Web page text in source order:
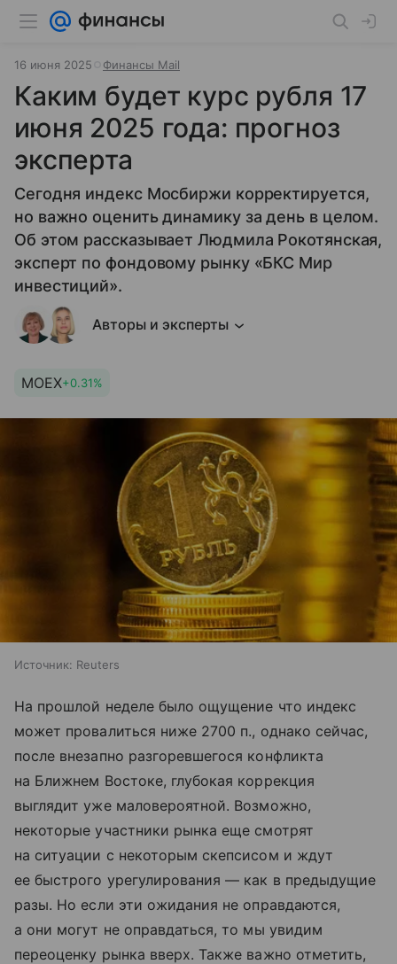
16 июня 2025 Финансы Mail
Каким будет курс рубля 17
июня 2025 года: прогноз
эксперта
Сегодня индекс Мосбиржи корректируется,
но важно оценить динамику за день в целом.
Об этом рассказывает Людмила Рокотянская,
эксперт по фондовому рынку «БКС Мир
инвестиций».
Авторы и эксперты
MOEX+0.31%
Источник: Reuters
На прошлой неделе было ощущение что индекс
может провалиться ниже 2700 п., однако сейчас,
после внезапно разгоревшегося конфликта
на Ближнем Востоке, глубокая коррекция
выглядит уже маловероятной. Возможно,
некоторые участники рынка еще смотрят
на ситуации с некоторым скепсисом и ждут
ее быстрого урегулирования — как в предыдущие
разы. Но если эти ожидания не оправдаются,
а они могут не оправдаться, то мы увидим
переоценку рынка вверх. Также важно отметить,